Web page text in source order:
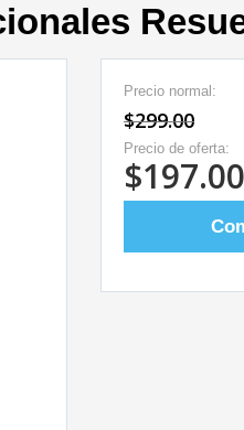
Precio normal:
$299.00
Precio de oferta:
$197.00